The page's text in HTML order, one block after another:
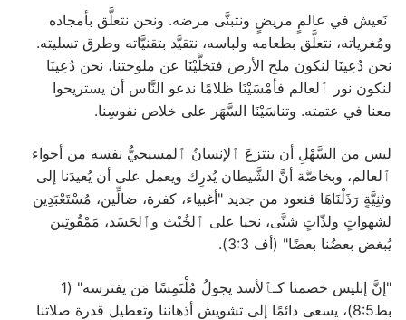
نَعيش في عالمٍ مريضٍ ونتبنَّى مرضه. ونحن نتعلَّق بأمجاده
ومُغرياته، نتعلَّق بطعامه ولباسه، نتقيَّد بتقنيَّاته وطرق تسليته.
نحن دُعِينَا لنكون ملح الأرض فتخلَّيْنَا عن ملوحتنا، نحن دُعِينَا
لنكون نور ﭐلعالم فأمْسَيْنَا ظلامًا ندعو النَّاس أن يستريحوا
معنا في عتمته. وتناسَيْنَا السَّهَر على خلاص نفوسِنا.
ليس من السَّهْلِ أن ينتزعَ ﭐلإنسانُ ﭐلمسيحيُّ نفسه من أجواء
ﭐلعالم، وبخاصَّة أنَّ الشَّيطان يُدرِك ويعمل على أن يُعيدَنا إلى
وثنِيَّةٍ رَذَلْنَاهَا فنعود من جديد "أغبياء، كفرة، ضالِّين، مُسْتَعْبَدِين
لشهواتٍ ولذّاتٍ شتَّى، نحيا على ﭐلخُبْث وﭐلحَسَد، مَمْقُوتِين
يُبغض بعضُنا بعضًا" (أف 3:3).
"إنَّ إبليس خصمنا كـﭑلأسد يجولُ مُلْتَمِسًا مَن يفترسه" (1
بط8:5)، يسعى دائمًا إلى تشويش أذهاننا وتعطيل قدرة صلاتنا